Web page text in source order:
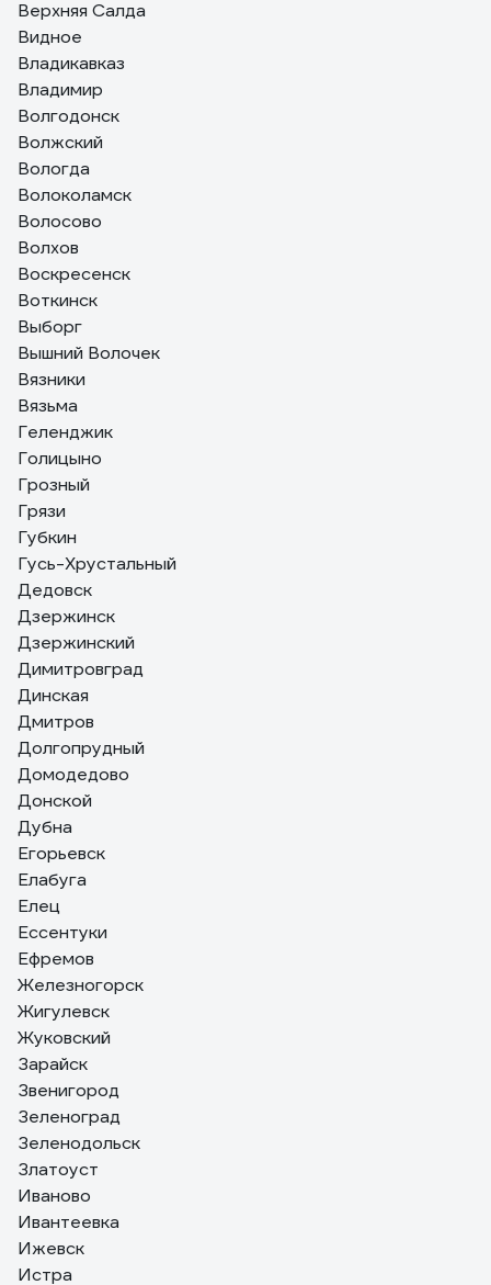
Верхняя Салда
Видное
Владикавказ
Владимир
Волгодонск
Волжский
Вологда
Волоколамск
Волосово
Волхов
Воскресенск
Воткинск
Выборг
Вышний Волочек
Вязники
Вязьма
Геленджик
Голицыно
Грозный
Грязи
Губкин
Гусь-Хрустальный
Дедовск
Дзержинск
Дзержинский
Димитровград
Динская
Дмитров
Долгопрудный
Домодедово
Донской
Дубна
Егорьевск
Елабуга
Елец
Ессентуки
Ефремов
Железногорск
Жигулевск
Жуковский
Зарайск
Звенигород
Зеленоград
Зеленодольск
Златоуст
Иваново
Ивантеевка
Ижевск
Истра